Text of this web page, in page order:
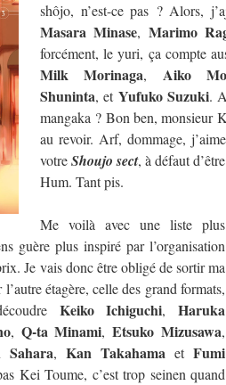
shôjo, n’est-ce pas ? Alors,
Masara Minase, Marimo
forcément, le yuri, ça compte
Milk Morinaga, Aiko
Shuninta, et Yufuko Suzuki.
mangaka ? Bon ben, monsieur
au revoir. Arf, dommage,
votreShoujo sect, à défaut
Hum. Tant pis.
Me voilà avec une liste plus
guère plus inspiré par l’organisation
Je vais donc être obligé de sortir ma
étagère, celle des grand formats,
Keiko Ichiguchi,Haruka
, Q-ta Minami,Etsuko Mizusawa,
Sahara, Kan Takahama et Fumi
Kei Toume, c’est trop seinen quand